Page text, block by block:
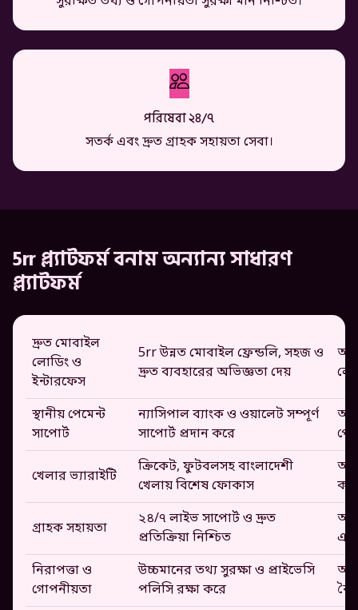
পরিষেবা ২৪/৭
সতর্ক এবং দ্রুত গ্রাহক সহায়তা সেবা।
5rr প্ল্যাটফর্ম বনাম অন্যান্য সাধারণ
প্ল্যাটফর্ম
দ্রুত মোবাইল
লোডিং ও
ইন্টারফেস
5rr উন্নত মোবাইল ফ্রেন্ডলি, সহজ ও
দ্রুত ব্যবহারের অভিজ্ঞতা দেয়
স্থানীয় পেমেন্ট
সাপোর্ট
ন্যাসিপাল ব্যাংক ও ওয়ালেট সম্পূর্ণ
সাপোর্ট প্রদান করে
খেলার ভ্যারাইটি
ক্রিকেট, ফুটবলসহ বাংলাদেশী
খেলায় বিশেষ ফোকাস
গ্রাহক সহায়তা
২৪/৭ লাইভ সাপোর্ট ও দ্রুত
প্রতিক্রিয়া নিশ্চিত
নিরাপত্তা ও
গোপনীয়তা
উচ্চমানের তথ্য সুরক্ষা ও প্রাইভেসি
পলিসি রক্ষা করে